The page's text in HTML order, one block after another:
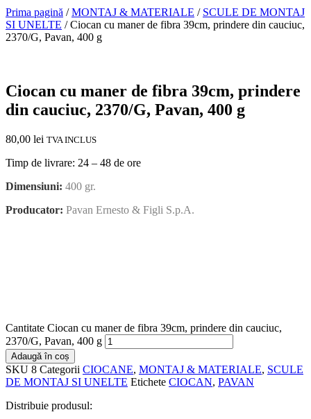
Prima pagină /MONTAJ & MATERIALE / SCULE DE MONTAJ
SI UNELTE / Ciocan cu maner de fibra 39cm, prindere din cauciuc,
2370/G, Pavan, 400 g
Ciocan cu maner de fibra 39cm, prindere
din cauciuc, 2370/G, Pavan, 400 g
80,00 lei TVA INCLUS
Timp de livrare: 24 – 48 de ore
Dimensiuni: 400 gr.
Producator: Pavan Ernesto & Figli S.p.A.
Cantitate Ciocan cu maner de fibra 39cm, prindere din cauciuc,
2370/G, Pavan, 400 g
Adaugă în coș
SKU 8 Categorii CIOCANE, MONTAJ & MATERIALE, SCULE
DE MONTAJ SI UNELTE Etichete CIOCAN, PAVAN
Distribuie produsul: